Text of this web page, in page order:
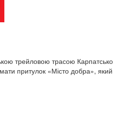
трейловою трасою
притулок «Місто добра»,